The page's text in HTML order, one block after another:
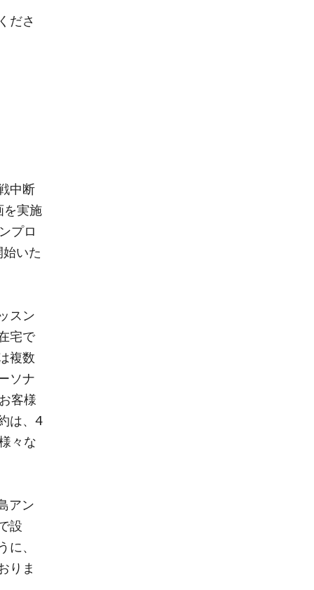
ださ
中断
を実施
プロ
いた
スン
宅で
複数
ソナ
客様
は、4
々な
アン
設
、
りま